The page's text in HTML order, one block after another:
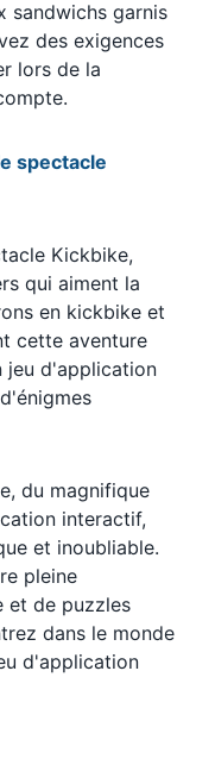
sandwichs garnis
des exigences
lors de la
spectacle
Kickbike,
qui aiment la
en kickbike et
cette aventure
jeu d'application
du magnifique
interactif,
et inoubliable.
pleine
et de puzzles
dans le monde
d'application